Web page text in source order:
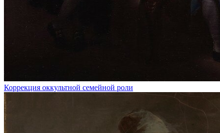
Коррекция оккультной семейной роли